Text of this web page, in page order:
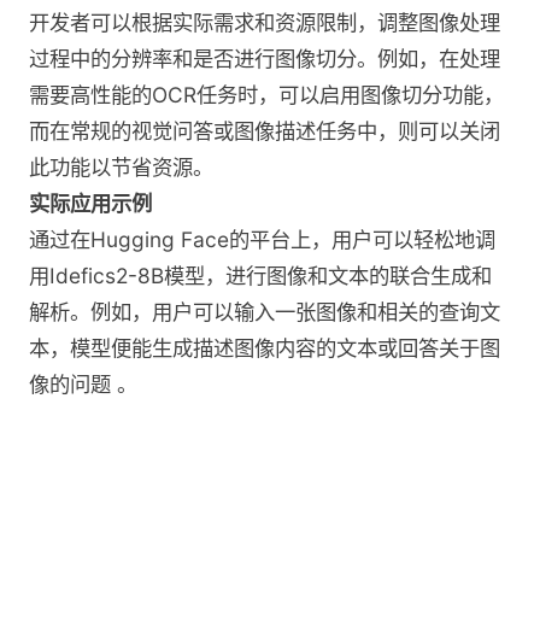
开发者可以根据实际需求和资源限制，调整图像处理
过程中的分辨率和是否进行图像切分。例如，在处理
需要高性能的OCR任务时，可以启用图像切分功能，
而在常规的视觉问答或图像描述任务中，则可以关闭
此功能以节省资源​。
实际应用示例
通过在Hugging Face的平台上，用户可以轻松地调
用Idefics2-8B模型，进行图像和文本的联合生成和
解析。例如，用户可以输入一张图像和相关的查询文
本，模型便能生成描述图像内容的文本或回答关于图
像的问题​ 。